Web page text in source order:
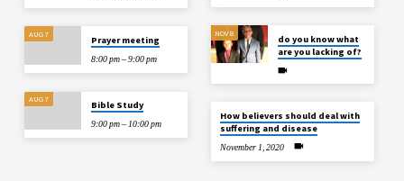
AUG 7
Prayer meeting
8:00 pm – 9:00 pm
AUG 7
Bible Study
9:00 pm – 10:00 pm
NOV 8
do you know what
are you lacking of?
How believers should deal with
suffering and disease
November 1, 2020